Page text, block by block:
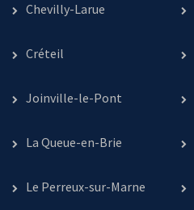
Chevilly-Larue
Créteil
Joinville-le-Pont
La Queue-en-Brie
Le Perreux-sur-Marne